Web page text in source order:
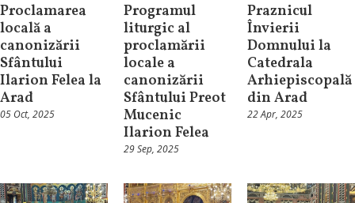
Proclamarea
locală a
canonizării
Sfântului
Ilarion Felea la
Arad
05 Oct, 2025
Programul
liturgic al
proclamării
locale a
canonizării
Sfântului Preot
Mucenic
Ilarion Felea
29 Sep, 2025
Praznicul
Învierii
Domnului la
Catedrala
Arhiepiscopală
din Arad
22 Apr, 2025